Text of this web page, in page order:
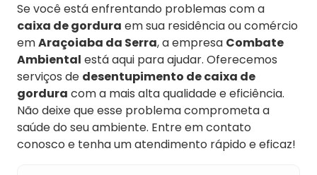
Se você está enfrentando problemas com a
caixa de gordura em sua residência ou comércio
emAraçoiaba da Serra, a empresa Combate
Ambiental está aqui para ajudar. Oferecemos
serviços de desentupimento de caixa de
gordura com a mais alta qualidade e eficiência.
Não deixe que esse problema comprometa a
saúde do seu ambiente. Entre em contato
conosco e tenha um atendimento rápido e eficaz!